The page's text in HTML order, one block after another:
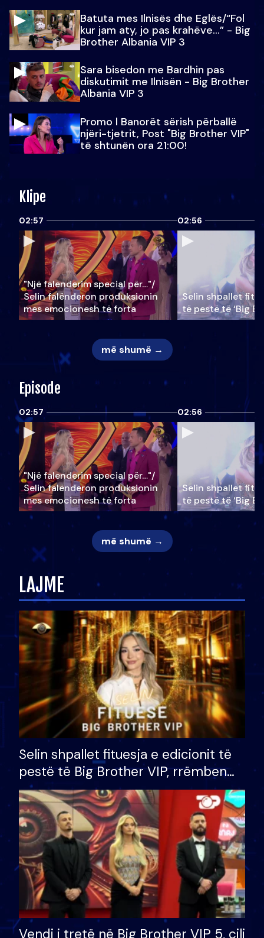
Batuta mes Ilnisës dhe Eglës/“Fol
kur jam aty, jo pas krahëve…” - Big
Brother Albania VIP 3
Sara bisedon me Bardhin pas
diskutimit me Ilnisën - Big Brother
Albania VIP 3
Promo l Banorët sërish përballë
njëri-tjetrit, Post "Big Brother VIP"
të shtunën ora 21:00!
Klipe
02:57
"Një falenderim special për…"/
Selin falënderon produksionin
mes emocionesh të forta
02:56
Selin shpallet
të pestë të ‘Big
më shumë →
Episode
02:57
"Një falenderim special për…"/
Selin falënderon produksionin
mes emocionesh të forta
02:56
Selin shpallet
të pestë të ‘Big
më shumë →
LAJME
Selin shpallet fituesja e edicionit të
pestë të Big Brother VIP, rrëmben
çmimin e madh prej 100 mijë eurosh
Vendi i tretë në Big Brother VIP 5, cili